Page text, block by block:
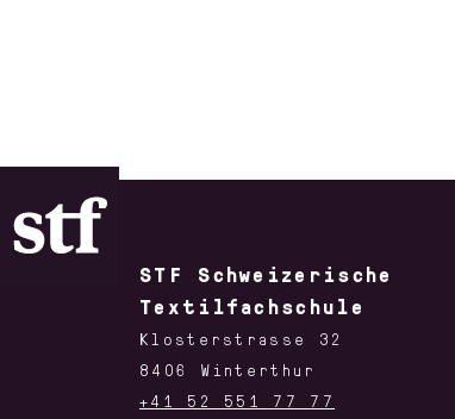
STF Schweizerische
Textilfachschule
Klosterstrasse 32
8406 Winterthur
+41 52 551 77 77